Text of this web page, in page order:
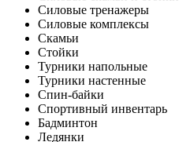
Силовые тренажеры
Силовые комплексы
Скамьи
Стойки
Турники напольные
Турники настенные
Спин-байки
Спортивный инвентарь
Бадминтон
Ледянки